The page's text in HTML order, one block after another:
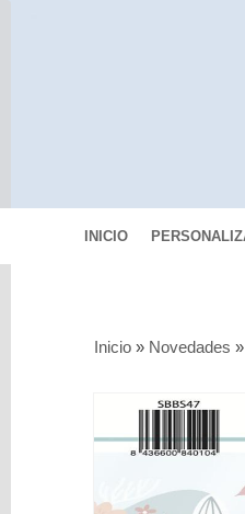
INICIO
MEDIA
Inicio » Novedades »